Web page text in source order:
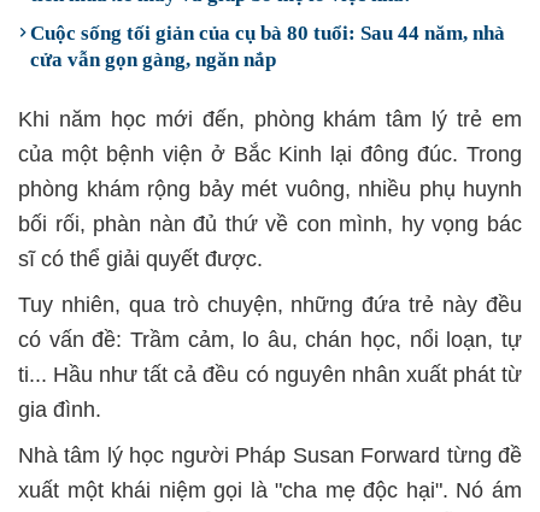
Cuộc sống tối giản của cụ bà 80 tuổi: Sau 44 năm, nhà
cửa vẫn gọn gàng, ngăn nắp
Khi năm học mới đến, phòng khám tâm lý trẻ em
của một bệnh viện ở Bắc Kinh lại đông đúc. Trong
phòng khám rộng bảy mét vuông, nhiều phụ huynh
bối rối, phàn nàn đủ thứ về con mình, hy vọng bác
sĩ có thể giải quyết được.
Tuy nhiên, qua trò chuyện, những đứa trẻ này đều
có vấn đề: Trầm cảm, lo âu, chán học, nổi loạn, tự
ti... Hầu như tất cả đều có nguyên nhân xuất phát từ
gia đình.
Nhà tâm lý học người Pháp Susan Forward từng đề
xuất một khái niệm gọi là "cha mẹ độc hại". Nó ám